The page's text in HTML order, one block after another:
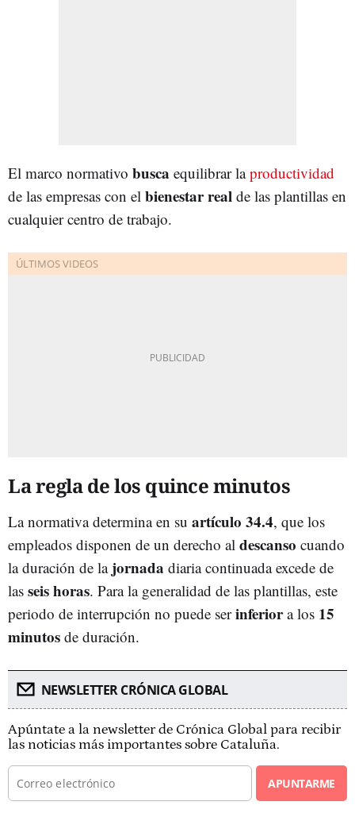
El marco normativo busca equilibrar laproductividad
de las empresas con el bienestarreal de las plantillas en
cualquier centro de trabajo.
La regla de los quince minutos
La normativa determina en su artículo 34.4, que los
empleados disponen de un derecho al descanso cuando
la duración de la jornada diaria continuada excede de
las seis horas. Para la generalidad de las plantillas, este
periodo de interrupción no puede serinferiora los 15
minutos de duración.
NEWSLETTER CRÓNICA GLOBAL
Apúntate a la newsletter de Crónica Global para recibir
las noticias más importantes sobre Cataluña.
APUNTARME